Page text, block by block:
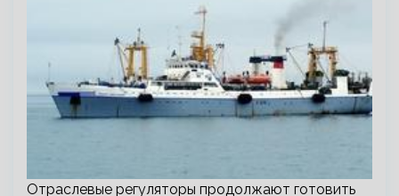
Отраслевые регуляторы продолжают готовить